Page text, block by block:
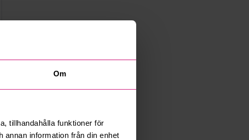
Om
tillhandahålla funktioner för
information från din enhet